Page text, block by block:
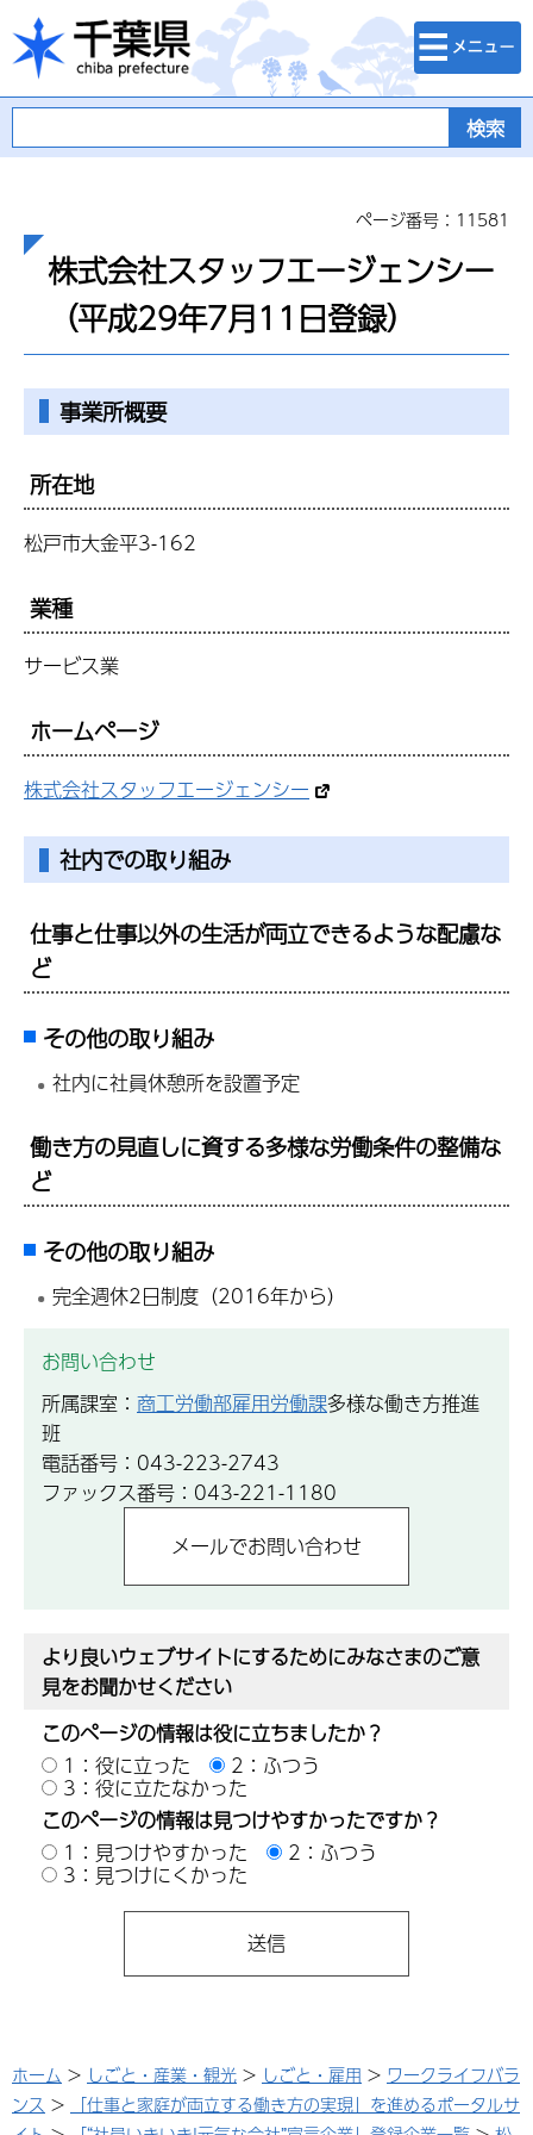
千葉県
検索・メニュ
ー
ページ番号：11581
株式会社スタッフエージェンシー
（平成29年7月11日登録）
事業所概要
所在地
松戸市大金平3-162
業種
サービス業
ホームページ
株式会社スタッフエージェンシー
社内での取り組み
仕事と仕事以外の生活が両立できるような配慮な
ど
その他の取り組み
社内に社員休憩所を設置予定
働き方の見直しに資する多様な労働条件の整備な
ど
その他の取り組み
完全週休2日制度（2016年から）
お問い合わせ
所属課室： 商工労働部雇用労働課多様な働き方推進
班
電話番号：043-223-2743
ファックス番号：043-221-1180
より良いウェブサイトにするためにみなさまのご意
見をお聞かせください
このページの情報は役に立ちましたか？
1：役に立った
2：ふつう
3：役に立たなかった
このページの情報は見つけやすかったですか？
1：見つけやすかった
2：ふつう
3：見つけにくかった
ホーム > しごと・産業・観光 > しごと・雇用 > ワークライフバラ
ンス >
「仕事と家庭が両立する働き方の実現」を進めるポータルサ